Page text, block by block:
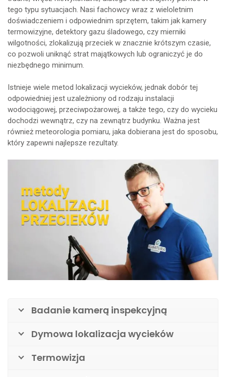
tego typu sytuacjach. Nasi fachowcy wraz z wieloletnim
doświadczeniem i odpowiednim sprzętem, takim jak kamery
termowizyjne, detektory gazu śladowego, czy mierniki
wilgotności, zlokalizują przeciek w znacznie krótszym czasie,
co pozwoli uniknąć strat majątkowych lub ograniczyć je do
niezbędnego minimum.
Istnieje wiele metod lokalizacji wycieków, jednak dobór tej
odpowiedniej jest uzależniony od rodzaju instalacji
wodociągowej, przeciwpożarowej, a także tego, czy do wycieku
dochodzi wewnątrz, czy na zewnątrz budynku. Ważna jest
również meteorologia pomiaru, jaka dobierana jest do sposobu,
który zapewni najlepsze rezultaty.
Badanie kamerą inspekcyjną
Dymowa lokalizacja wycieków
Termowizja